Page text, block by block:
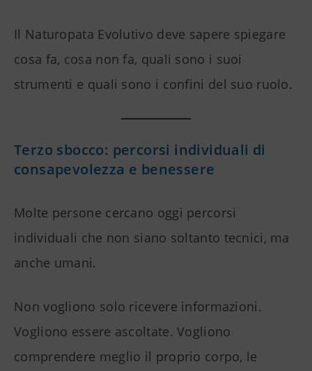
Il Naturopata Evolutivo deve sapere spiegare
cosa fa, cosa non fa, quali sono i suoi
strumenti e quali sono i confini del suo ruolo.
Terzo sbocco: percorsi individuali di
consapevolezza e benessere
Molte persone cercano oggi percorsi
individuali che non siano soltanto tecnici, ma
anche umani.
Non vogliono solo ricevere informazioni.
Vogliono essere ascoltate. Vogliono
comprendere meglio il proprio corpo, le